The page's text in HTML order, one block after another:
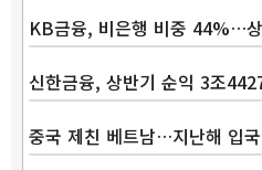
KB금융, 비은행 비중 44%…
신한금융, 상반기 순익 3조
중국 제친 베트남…지난해 입